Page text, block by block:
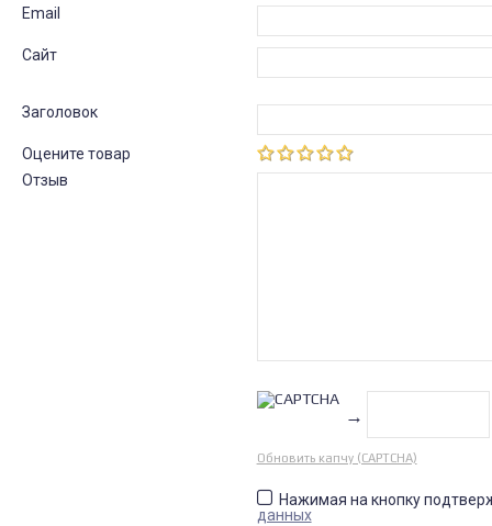
Email
Сайт
Заголовок
Оцените товар
Отзыв
→
Обновить капчу (CAPTCHA)
Нажимая на кнопку
данных